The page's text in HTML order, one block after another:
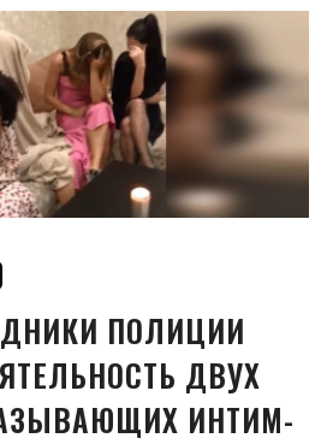
ПОЛИЦИИ
ДВУХ
ИНТИМ-